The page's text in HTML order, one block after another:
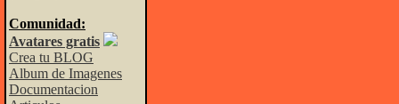
Comunidad:
Avatares gratis
Crea tu BLOG
Album de Imagenes
Documentacion